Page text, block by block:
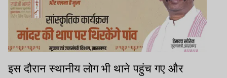
इस दौरान स्थानीय लोग भी थाने पहुंच गए और